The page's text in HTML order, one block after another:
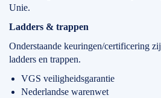
Unie.
Ladders & trappen
Onderstaande keuringen/certificering
ladders en trappen.
VGS veiligheidsgarantie
Nederlandse warenwet